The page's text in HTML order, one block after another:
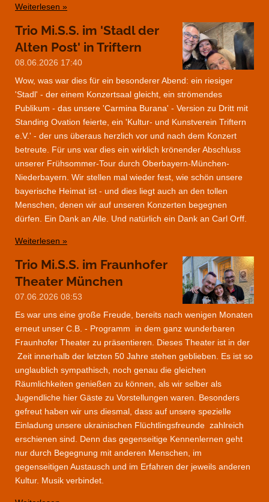
Weiterlesen »
Trio Mi.S.S. im 'Stadl der
Alten Post' in Triftern
08.06.2026 17:40
Wow, was war dies für ein besonderer Abend: ein riesiger
'Stadl' - der einem Konzertsaal gleicht, ein strömendes
Publikum - das unsere 'Carmina Burana' - Version zu Dritt mit
Standing Ovation feierte, ein 'Kultur- und Kunstverein Triftern
e.V.' - der uns überaus herzlich vor und nach dem Konzert
betreute. Für uns war dies ein wirklich krönender Abschluss
unserer Frühsommer-Tour durch Oberbayern-München-
Niederbayern. Wir stellen mal wieder fest, wie schön unsere
bayerische Heimat ist - und dies liegt auch an den tollen
Menschen, denen wir auf unseren Konzerten begegnen
dürfen. Ein Dank an Alle. Und natürlich ein Dank an Carl Orff.
Weiterlesen »
Trio Mi.S.S. im Fraunhofer
Theater München
07.06.2026 08:53
Es war uns eine große Freude, bereits nach wenigen Monaten
erneut unser C.B. - Programm in dem ganz wunderbaren
Fraunhofer Theater zu präsentieren. Dieses Theater ist in der
Zeit innerhalb der letzten 50 Jahre stehen geblieben. Es ist so
unglaublich sympathisch, noch genau die gleichen
Räumlichkeiten genießen zu können, als wir selber als
Jugendliche hier Gäste zu Vorstellungen waren. Besonders
gefreut haben wir uns diesmal, dass auf unsere spezielle
Einladung unsere ukrainischen Flüchtlingsfreunde zahlreich
erschienen sind. Denn das gegenseitige Kennenlernen geht
nur durch Begegnung mit anderen Menschen, im
gegenseitigen Austausch und im Erfahren der jeweils anderen
Kultur. Musik verbindet.